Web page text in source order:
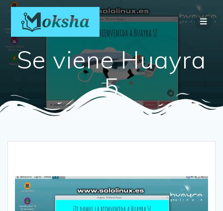
Se viene Huayra
5